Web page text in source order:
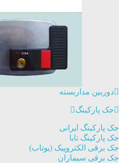
دوربین مداربسته
جک پارکینگ
جک پارکینگ ایرانی
جک پارکینگ تابا
جک برقی الکتروپیک (یوتاب)
جک برقی سیماران